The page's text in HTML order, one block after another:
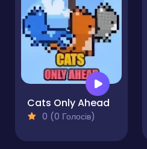
Cats Only Ahead
0 (0 Голосів)